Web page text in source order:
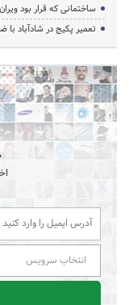
ساختمانی که قرار بود
تعمیر پکیج در شادآباد با
انتخاب سرویس